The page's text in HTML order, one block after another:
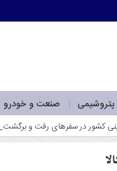
پتروشیمی صنعت و خودرو